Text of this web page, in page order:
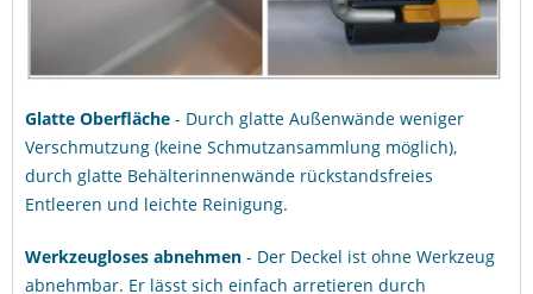
Glatte Oberfläche - Durch glatte Außenwände weniger
Verschmutzung (keine Schmutzansammlung möglich),
durch glatte Behälterinnenwände rückstandsfreies
Entleeren und leichte Reinigung.
Werkzeugloses abnehmen - Der Deckel ist ohne Werkzeug
abnehmbar. Er lässt sich einfach arretieren durch